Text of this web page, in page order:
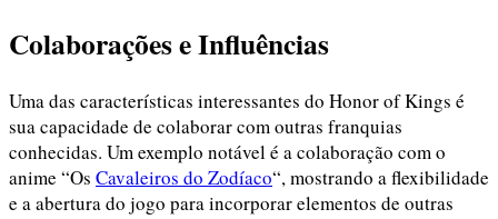
Colaborações e Influências
Uma das características interessantes do Honor of Kings é
sua capacidade de colaborar com outras franquias
conhecidas. Um exemplo notável é a colaboração com o
anime “Os Cavaleiros do Zodíaco“, mostrando a flexibilidade
e a abertura do jogo para incorporar elementos de outras